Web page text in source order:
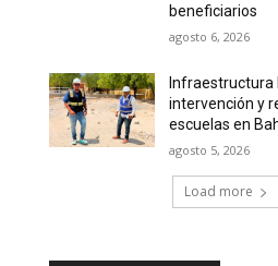
beneficiarios
agosto 6, 2026
Infraestructura
intervención y
escuelas en
agosto 5, 2026
Load more